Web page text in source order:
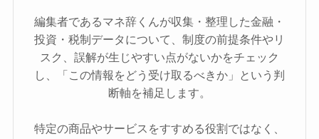
編集者であるマネ辞くんが収集・整理した金融・
投資・税制データについて、制度の前提条件やリ
スク、誤解が生じやすい点がないかをチェック
し、「この情報をどう受け取るべきか」という判
断軸を補足します。
特定の商品やサービスをすすめる役割ではなく、